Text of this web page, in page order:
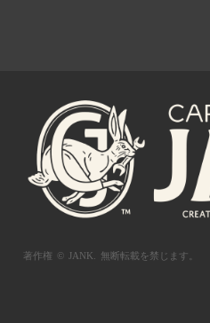
著作権 © JANK. 無断転載を禁じます。